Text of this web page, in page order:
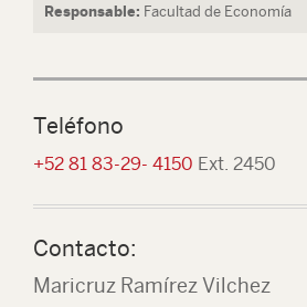
Responsable: Facultad de Economía
Teléfono
+52 81 83-29- 4150 Ext. 2450
Contacto:
Maricruz Ramírez Vilchez